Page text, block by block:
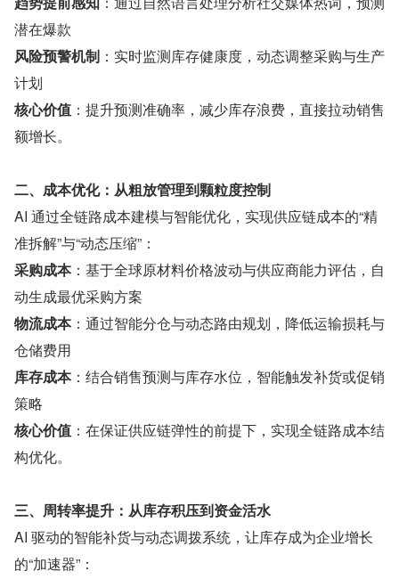
潜在爆款
风险预警机制 ：实时监测库存健康度，动态调整采购与生产
计划
核心价值 ：提升预测准确率，减少库存浪费，直接拉动销售
额增长。
二、成本优化：从粗放管理到颗粒度控制
AI 通过全链路成本建模与智能优化，实现供应链成本的“精
准拆解”与“动态压缩”：
采购成本：基于全球原材料价格波动与供应商能力评估，自
动生成最优采购方案
物流成本：通过智能分仓与动态路由规划，降低运输损耗与
仓储费用
库存成本：结合销售预测与库存水位，智能触发补货或促销
策略
核心价值 ：在保证供应链弹性的前提下，实现全链路成本结
构优化。
三、周转率提升：从库存积压到资金活水
AI 驱动的智能补货与动态调拨系统，让库存成为企业增长
的“加速器”：